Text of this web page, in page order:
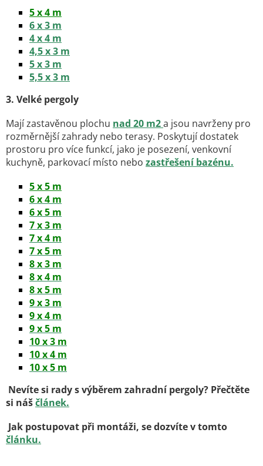
5 x 4 m
6 x 3 m
4 x 4 m
4,5 x 3 m
5 x 3 m
5,5 x 3 m
3. Velké pergoly
Mají zastavěnou plochu nad 20 m2a jsou navrženy pro
rozměrnější zahrady nebo terasy. Poskytují dostatek
prostoru pro více funkcí, jako je posezení, venkovní
kuchyně, parkovací místo nebo zastřešení bazénu.
5 x 5 m
6 x 4 m
6 x 5 m
7 x 3 m
7 x 4 m
7 x 5 m
8 x 3 m
8 x 4 m
8 x 5 m
9 x 3 m
9 x 4 m
9 x 5 m
10 x 3 m
10 x 4 m
10 x 5 m
Nevíte si rady s výběrem zahradní pergoly? Přečtěte
si náščlánek.
Jak postupovat při montáži, se dozvíte v tomto
článku.